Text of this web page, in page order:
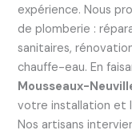
expérience. Nous
de plomberie :
sanitaires,
chauffe-eau. En
Mousseaux-
votre installation et
Nos artisans